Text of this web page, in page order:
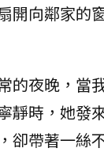
開向鄰家的
的夜晚，當
靜時，她發
卻帶著一絲